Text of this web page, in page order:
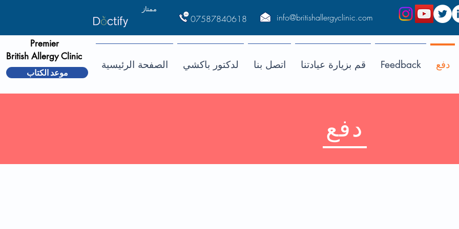
ممتاز
07587840618 info@britishallergyclinic.com
Premier
British Allergy Clinic
موعد الكتاب
الصفحة الرئيسية لدكتور باكشي اتصل بنا قم بزيارة عيادتنا Feedback دفع
دفع